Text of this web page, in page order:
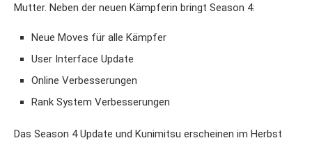
Mutter. Neben der neuen Kämpferin bringt Season 4:
Neue Moves für alle Kämpfer
User Interface Update
Online Verbesserungen
Rank System Verbesserungen
Das Season 4 Update und Kunimitsu erscheinen im Herbst